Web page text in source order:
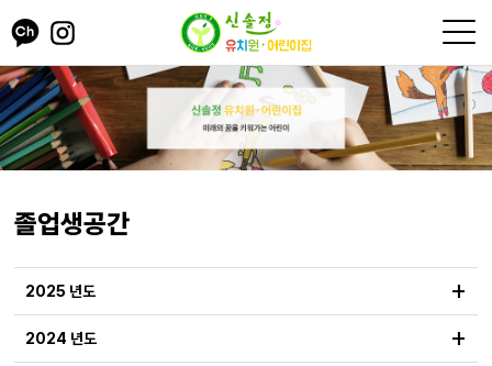
졸업생공간
2025 년도 +
2024 년도 +